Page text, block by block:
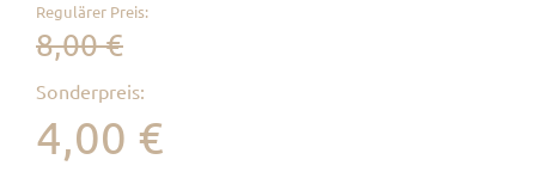
Regulärer Preis:
8,00 €
Sonderpreis:
4,00 €